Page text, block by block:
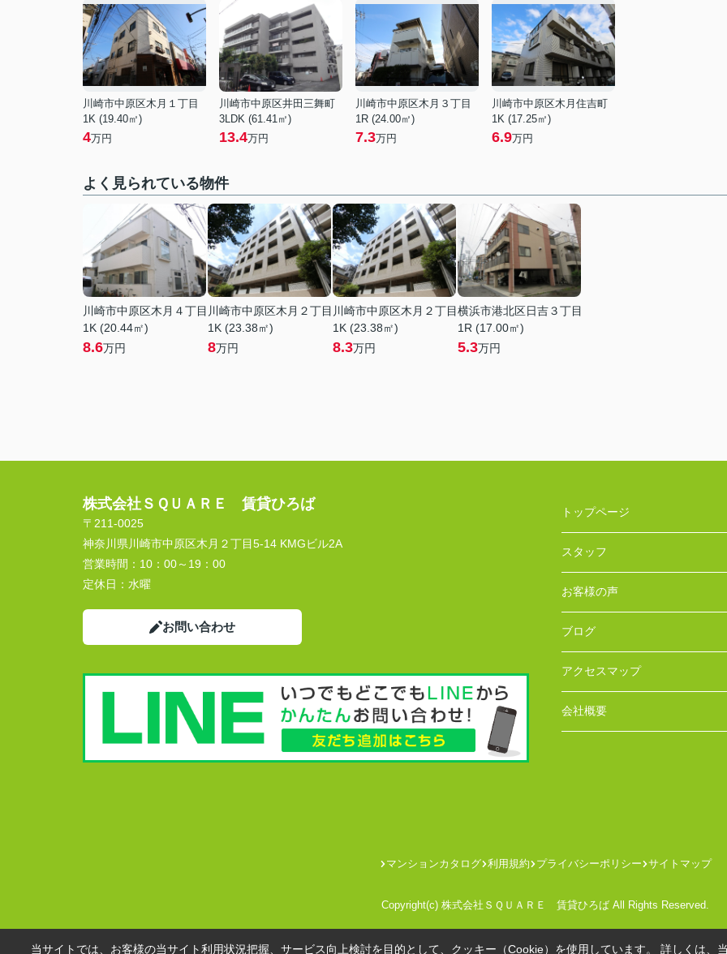
川崎市中原区木月１丁目
1K (19.40㎡)
4万円
川崎市中原区井田三舞町
3LDK (61.41㎡)
13.4万円
川崎市中原区木月３丁目
1R (24.00㎡)
7.3万円
川崎市中原区木月住吉町
1K (17.25㎡)
6.9万円
よく見られている物件
川崎市中原区木月４丁目
1K (20.44㎡)
8.6万円
川崎市中原区木月２丁目
1K (23.38㎡)
8万円
川崎市中原区木月２丁目
1K (23.38㎡)
8.3万円
横浜市港北区日吉３丁目
1R (17.00㎡)
5.3万円
株式会社ＳＱＵＡＲＥ 賃貸ひろば
〒211-0025
神奈川県川崎市中原区木月２丁目5-14 KMGビル2A
営業時間： 10：00～19：00
定休日： 水曜
お問い合わせ
トップページ
スタッフ
お客様の声
ブログ
アクセスマップ
会社概要
マンションカタログ 利用規約 プライバシーポリシー サイトマップ
Copyright(c) 株式会社ＳＱＵＡＲＥ 賃貸ひろば All Rights Reserved.
当サイトでは、お客様の当サイト利用状況把握、サービス向上検討を目的として、クッキー（Cookie）を使用しています。 詳しくは、